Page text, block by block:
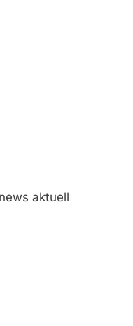
aktuell